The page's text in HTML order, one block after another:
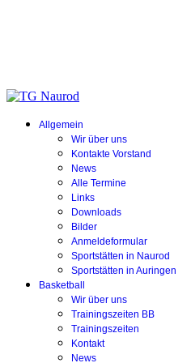
Allgemein
Wir über uns
Kontakte Vorstand
News
Alle Termine
Links
Downloads
Bilder
Anmeldeformular
Sportstätten in Naurod
Sportstätten in Auringen
Basketball
Wir über uns
Trainingszeiten BB
Trainingszeiten
Kontakt
News